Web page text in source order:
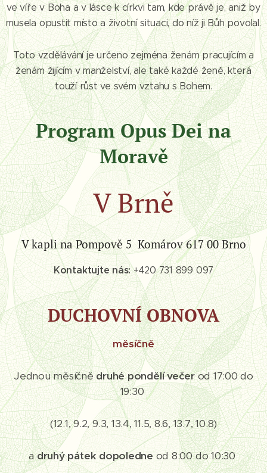
ve víře v Boha a v lásce k církvi tam, kde právě je, aniž by
musela opustit místo a životní situaci, do níž ji Bůh povolal.
Toto vzdělávání je určeno zejména ženám pracujícím a
ženám žijícím v manželství, ale také každé ženě, která
touží růst ve svém vztahu s Bohem.
Program Opus Dei na
Moravě
V Brně
V kapli na Pompově 5 Komárov 617 00 Brno
Kontaktujte nás:+420 731 899 097
DUCHOVNÍ OBNOVA
měsíčně
Jednou měsíčnědruhé pondělí večerod 17:00 do
19:30
(12.1, 9.2, 9.3, 13.4, 11.5, 8.6, 13.7, 10.8)
adruhý pátek dopoledne od 8:00 do 10:30